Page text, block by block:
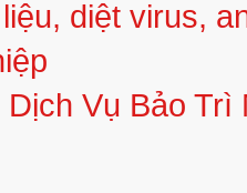
Dịch Vụ Bảo Trì